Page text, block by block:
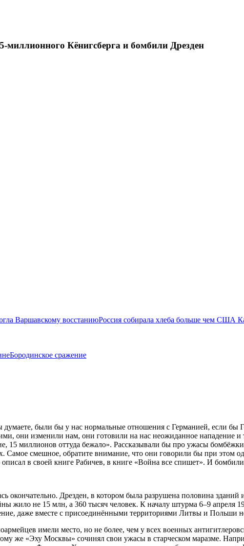
миллионного Кёнигсберга и бомбили Дрезден
Варшавскому восстаниюРоссия собирала хлеба больше чем США
Бородинское сражение
были бы у нас нормальные отношения с Германией, если бы
они изменили нам, они готовили на нас неожиданное нападение
15 миллионов оттуда бежало». Рассказывали бы про ужасы
Самое смешное, обратите внимание, что они говорили бы при этом
в своей книге Рабичев, в книге «Война все спишет». И
окончательно. Дрезден, в котором была разрушена половина
жило не 15 млн, а 360 тысяч человек. К началу штурма 6–9 апреля
даже вместе с присоединёнными территориями Литвы и Польши
имели место, но не более, чем у всех военных
же «Эху Москвы» сочинял свои ужасы в старческом маразме.